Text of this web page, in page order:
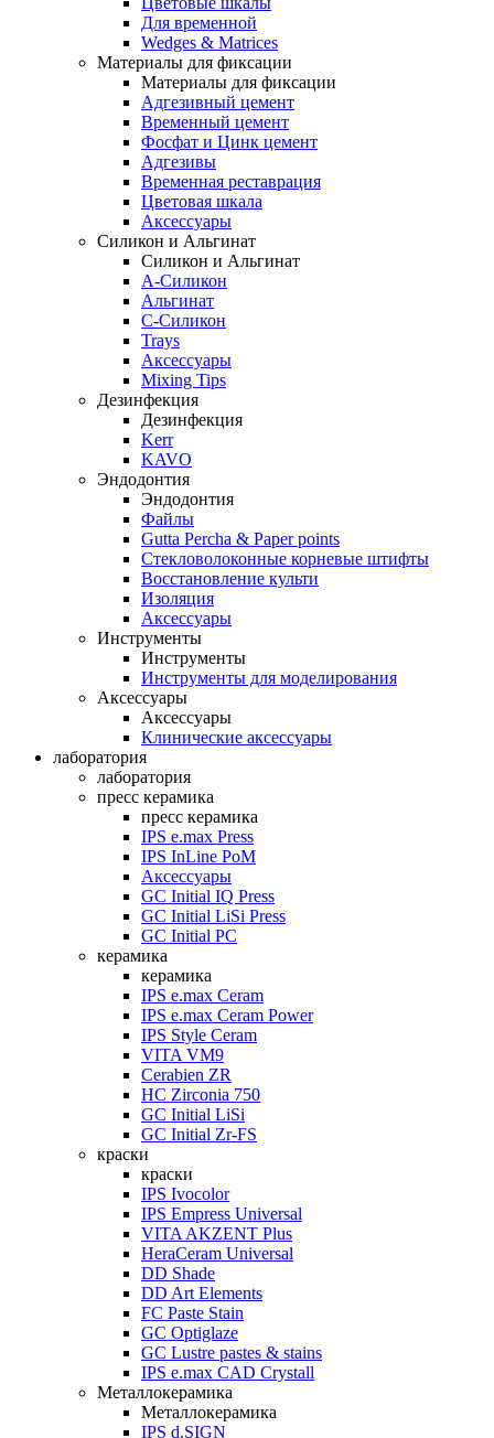
Для временной
Wedges & Matrices
Материалы для фиксации
Материалы для фиксации
Адгезивный цемент
Временный цемент
Фосфат и Цинк цемент
Адгезивы
Временная реставрация
Цветовая шкала
Аксессуары
Силикон и Альгинат
Силикон и Альгинат
A-Силикон
Альгинат
C-Силикон
Trays
Аксессуары
Mixing Tips
Дезинфекция
Дезинфекция
Kerr
KAVO
Эндодонтия
Эндодонтия
Файлы
Gutta Percha & Paper points
Стекловолоконные корневые штифты
Восстановление культи
Изоляция
Аксессуары
Инструменты
Инструменты
Инструменты для моделирования
Аксессуары
Аксессуары
Клинические аксессуары
лаборатория
лаборатория
пресс керамика
пресс керамика
IPS e.max Press
IPS InLine PoM
Аксессуары
GC Initial IQ Press
GC Initial LiSi Press
GC Initial PC
керамика
керамика
IPS e.max Ceram
IPS e.max Ceram Power
IPS Style Ceram
VITA VM9
Cerabien ZR
HC Zirconia 750
GC Initial LiSi
GC Initial Zr-FS
краски
краски
IPS Ivocolor
IPS Empress Universal
VITA AKZENT Plus
HeraCeram Universal
DD Shade
DD Art Elements
FC Paste Stain
GC Optiglaze
GC Lustre pastes & stains
IPS e.max CAD Crystall
Металлокерамика
Металлокерамика
IPS d.SIGN